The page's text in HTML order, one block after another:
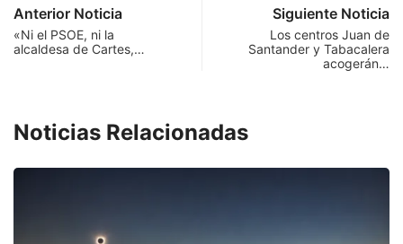
Anterior Noticia
«Ni el PSOE, ni la
alcaldesa de Cartes,…
Siguiente Noticia
Los centros Juan de
Santander y Tabacalera
acogerán…
Noticias Relacionadas